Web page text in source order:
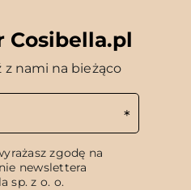
Cosibella.pl
z nami na bieżąco
zgodę na
newslettera
sp. z o. o.